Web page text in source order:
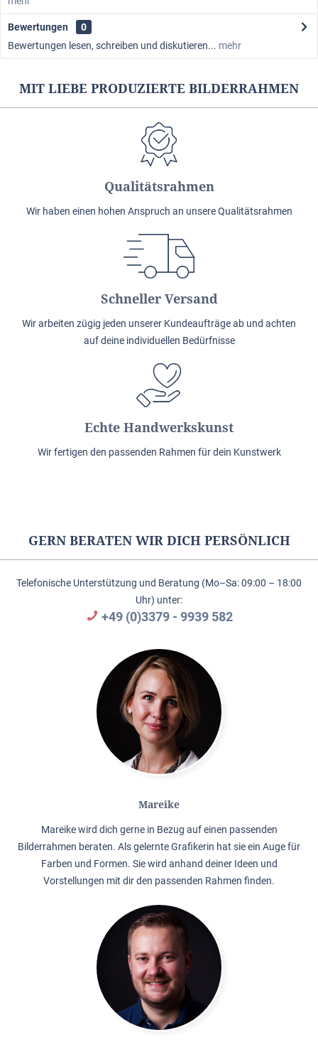
Bewertungen
0
Bewertungen lesen, schreiben und diskutieren... mehr
MIT LIEBE PRODUZIERTE BILDERRAHMEN
Qualitätsrahmen
Wir haben einen hohen Anspruch an unsere Qualitätsrahmen
Schneller Versand
Wir arbeiten zügig jeden unserer Kundeaufträge ab und achten
auf deine individuellen Bedürfnisse
Echte Handwerkskunst
Wir fertigen den passenden Rahmen für dein Kunstwerk
GERN BERATEN WIR DICH PERSÖNLICH
Telefonische Unterstützung und Beratung (Mo–Sa: 09:00 – 18:00
Uhr) unter:
+49 (0)3379 - 9939 582
Mareike
Mareike wird dich gerne in Bezug auf einen passenden
Bilderrahmen beraten. Als gelernte Grafikerin hat sie ein Auge für
Farben und Formen. Sie wird anhand deiner Ideen und
Vorstellungen mit dir den passenden Rahmen finden.